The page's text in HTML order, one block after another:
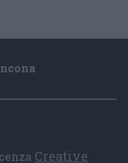
Creative